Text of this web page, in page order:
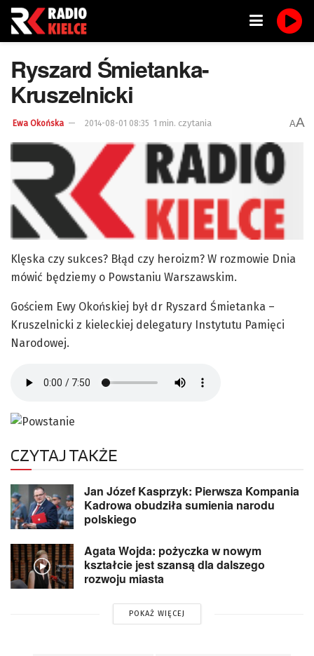
Ryszard Śmietanka-
Kruszelnicki
Ewa Okońska 2014-08-01 08:35 1 min. czytania AA
Klęska czy sukces? Błąd czy heroizm? W rozmowie Dnia
mówić będziemy o Powstaniu Warszawskim.
Gościem Ewy Okońskiej był dr Ryszard Śmietanka –
Kruszelnicki z kieleckiej delegatury Instytutu Pamięci
Narodowej.
CZYTAJ TAKŻE
Jan Józef Kasprzyk: Pierwsza Kompania
Kadrowa obudziła sumienia narodu
polskiego
Agata Wojda: pożyczka w nowym
kształcie jest szansą dla dalszego
rozwoju miasta
POKAŻ WIĘCEJ